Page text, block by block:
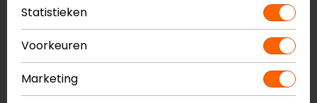
Harmonica stretch zones op de knieën
CE EN17092, level AA
Meer informatie nodig?
Heb je meer informatie nodig over dit product?
Statistieken
Voorkeuren
Marketing